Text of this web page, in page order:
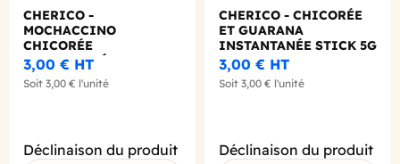
CHERICO -
MOCHACCINO
CHICORÉE
INSTANTANÉE STICK 5G
BIO
3,00 € HT
Soit 3,00 € l'unité
Déclinaison du produit
CHERICO - CHICORÉE
ET GUARANA
INSTANTANÉE STICK 5G
BIO
3,00 € HT
Soit 3,00 € l'unité
Déclinaison du produit